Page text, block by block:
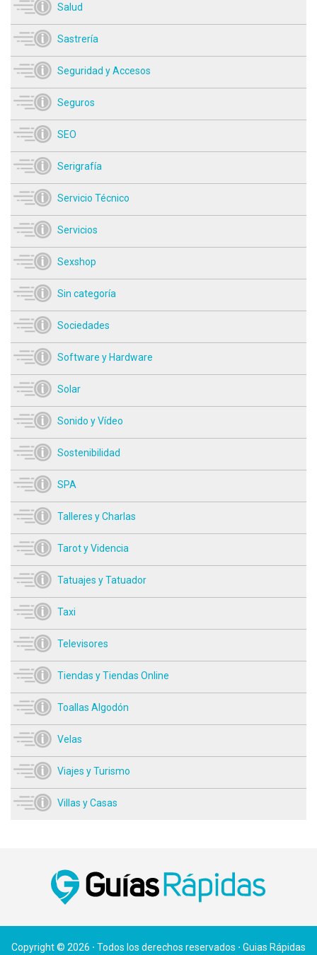
Salud
Sastrería
Seguridad y Accesos
Seguros
SEO
Serigrafía
Servicio Técnico
Servicios
Sexshop
Sin categoría
Sociedades
Software y Hardware
Solar
Sonido y Vídeo
Sostenibilidad
SPA
Talleres y Charlas
Tarot y Videncia
Tatuajes y Tatuador
Taxi
Televisores
Tiendas y Tiendas Online
Toallas Algodón
Velas
Viajes y Turismo
Villas y Casas
Copyright © 2026 ⋅ Todos los derechos reservados ⋅ Guias Rápidas